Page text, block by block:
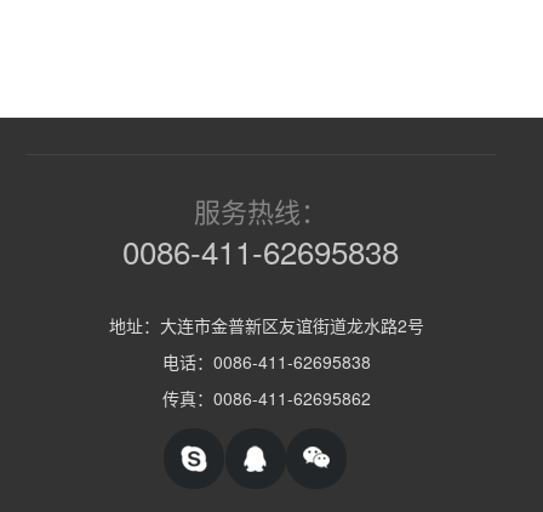
服务热线：
0086-411-62695838
地址：大连市金普新区友谊街道龙水路2号
电话：0086-411-62695838
传真：0086-411-62695862